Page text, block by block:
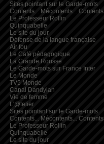
Sites pointant sur le Garde-mots
Contents... Mécontents... Contents
Le Professeur Rollin
Quinquabelle
Le site du jour
Défense de la langue française
Air fou
Le Café pédagogique
La Grande Rousse
Le Garde-mots sur France Inter
Le Monde
TV5 Monde
Canal Dandylan
Vie de femme
L'@telier
Sites pointant sur le Garde-mots
Contents... Mécontents... Contents
Le Professeur Rollin
Quinquabelle
Le site du jour